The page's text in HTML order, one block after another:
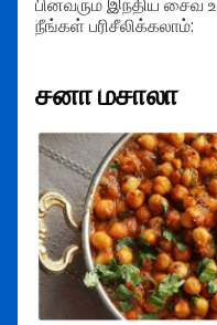
நீங்கள் பரிசீலிக்கலாம்:
சனா மசாலா